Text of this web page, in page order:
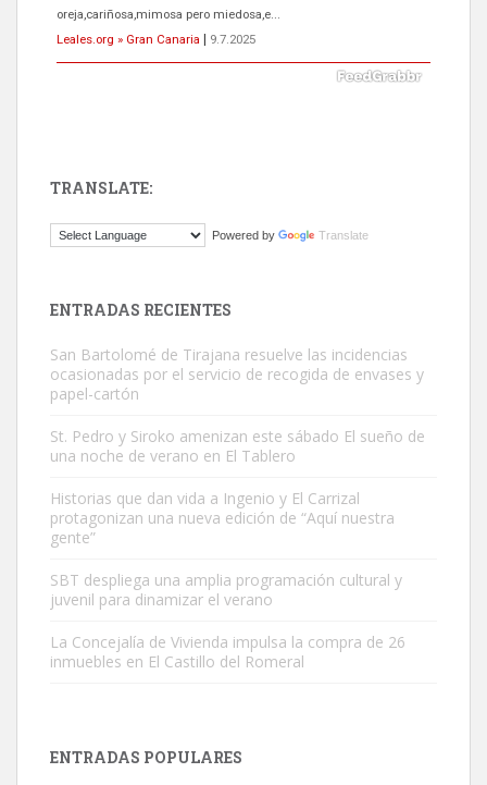
oreja,cariñosa,mimosa pero miedosa,e...
Leales.org » Gran Canaria
9.7.2025
El ayuntamiento se va a llevar a Los Gatos callejeros de la zona los
Este gato macho ha aparecido en la calle hace menos de un mes,
es muy manso y extremadamente cari...
Leales.org » Gran Canaria
TRANSLATE:
Powered by Translate
ENTRADAS RECIENTES
San Bartolomé de Tirajana resuelve las incidencias
ocasionadas por el servicio de recogida de envases y
papel-cartón
St. Pedro y Siroko amenizan este sábado El sueño de
una noche de verano en El Tablero
Historias que dan vida a Ingenio y El Carrizal
protagonizan una nueva edición de “Aquí nuestra
gente”
SBT despliega una amplia programación cultural y
juvenil para dinamizar el verano
La Concejalía de Vivienda impulsa la compra de 26
inmuebles en El Castillo del Romeral
ENTRADAS POPULARES